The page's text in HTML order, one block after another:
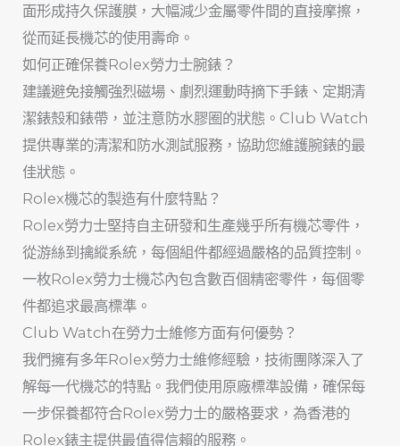
面形成持久保護膜，大幅減少金屬零件間的直接摩擦，
從而延長機芯的使用壽命。
如何正確保養Rolex勞力士腕錶？
建議避免接觸強烈磁場、劇烈運動時摘下手錶、定期清
潔錶殼和錶帶，並注意防水膠圈的狀態。Club Watch
提供專業的清潔和防水測試服務，協助您維護腕錶的最
佳狀態。
Rolex機芯的製造有什麼特點？
Rolex勞力士堅持自主研發和生產幾乎所有機芯零件，
從游絲到擒縱系統，每個組件都經過嚴格的品質控制。
一枚Rolex勞力士機芯內包含數百個精密零件，每個零
件都追求最高標準。
Club Watch在勞力士維修方面有何優勢？
我們擁有多年Rolex勞力士維修經驗，技術團隊深入了
解每一代機芯的特點。我們使用原廠標準設備，確保每
一步保養都符合Rolex勞力士的嚴格要求，為香港的
Rolex錶主提供最值得信賴的服務。